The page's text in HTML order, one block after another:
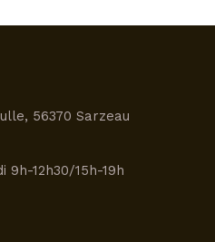
56370 Sarzeau
9h-12h30/15h-19h